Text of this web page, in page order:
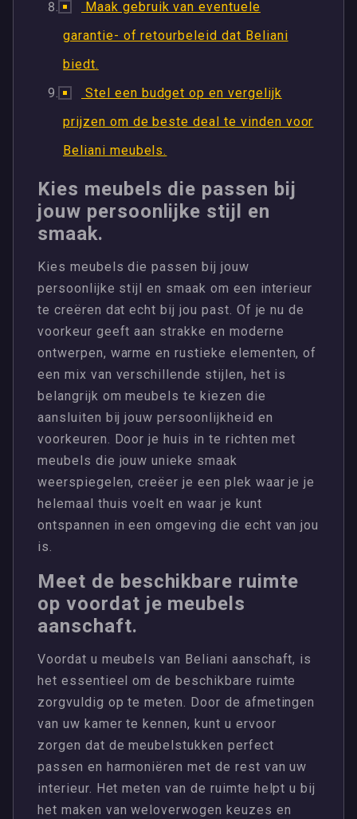
Maak gebruik van eventuele
garantie- of retourbeleid dat Beliani
biedt.
Stel een budget op en vergelijk
prijzen om de beste deal te vinden voor
Beliani meubels.
Kies meubels die passen bij
jouw persoonlijke stijl en
smaak.
Kies meubels die passen bij jouw
persoonlijke stijl en smaak om een interieur
te creëren dat echt bij jou past. Of je nu de
voorkeur geeft aan strakke en moderne
ontwerpen, warme en rustieke elementen, of
een mix van verschillende stijlen, het is
belangrijk om meubels te kiezen die
aansluiten bij jouw persoonlijkheid en
voorkeuren. Door je huis in te richten met
meubels die jouw unieke smaak
weerspiegelen, creëer je een plek waar je je
helemaal thuis voelt en waar je kunt
ontspannen in een omgeving die echt van jou
is.
Meet de beschikbare ruimte
op voordat je meubels
aanschaft.
Voordat u meubels van Beliani aanschaft, is
het essentieel om de beschikbare ruimte
zorgvuldig op te meten. Door de afmetingen
van uw kamer te kennen, kunt u ervoor
zorgen dat de meubelstukken perfect
passen en harmoniëren met de rest van uw
interieur. Het meten van de ruimte helpt u bij
het maken van weloverwogen keuzes en